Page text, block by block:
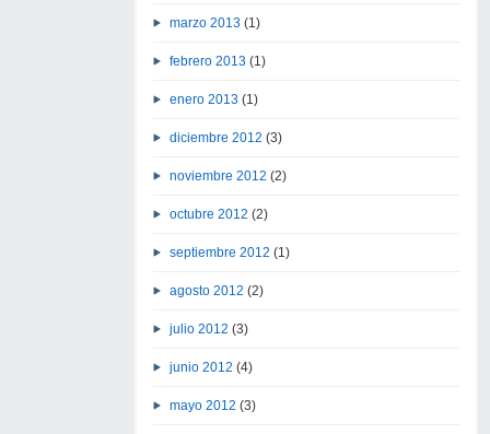
marzo 2013 (1)
febrero 2013 (1)
enero 2013 (1)
diciembre 2012 (3)
noviembre 2012 (2)
octubre 2012 (2)
septiembre 2012 (1)
agosto 2012 (2)
julio 2012 (3)
junio 2012 (4)
mayo 2012 (3)